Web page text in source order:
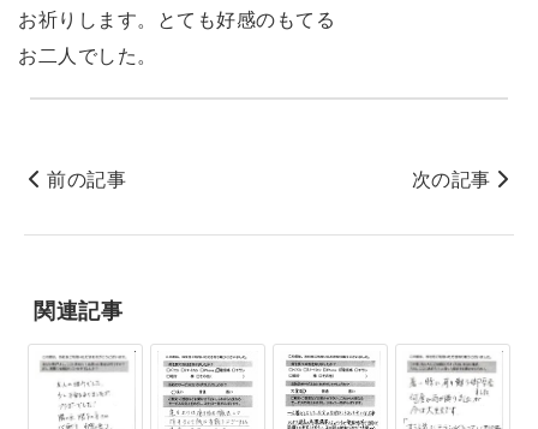
お祈りします。とても好感のもてる
お二人でした。
前の記事 次の記事
関連記事